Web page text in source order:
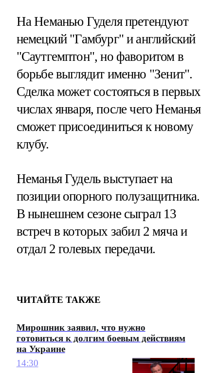
На Неманью Гуделя претендуют
немецкий "Гамбург" и английский
"Саутгемптон", но фаворитом в
борьбе выглядит именно "Зенит".
Сделка может состояться в первых
числах января, после чего Неманья
сможет присоединиться к новому
клубу.
Неманья Гудель выступает на
позиции опорного полузащитника.
В нынешнем сезоне сыграл 13
встреч в которых забил 2 мяча и
отдал 2 голевых передачи.
ЧИТАЙТЕ ТАКЖЕ
Мирошник заявил, что нужно
готовиться к долгим боевым действиям
на Украине
14:30